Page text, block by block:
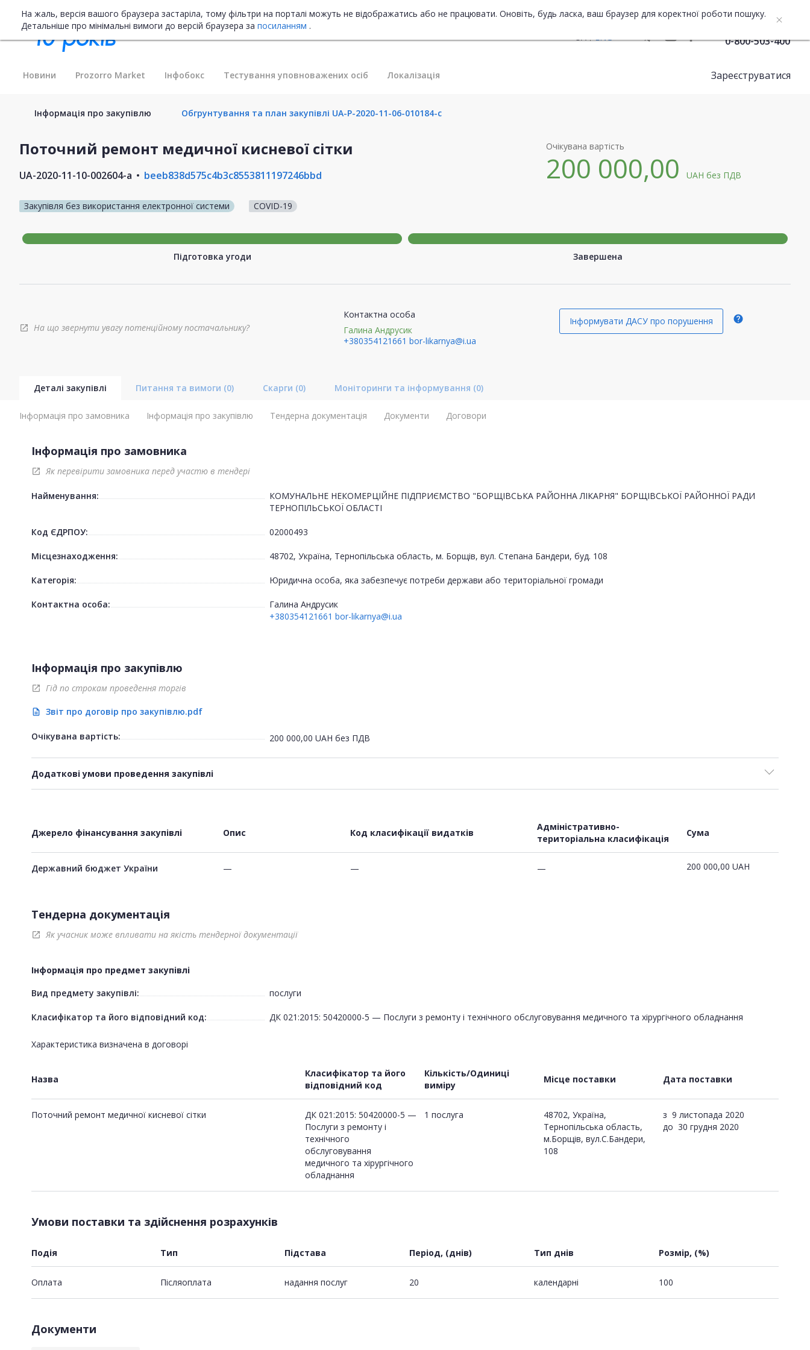
На жаль, версія вашого браузера застаріла, тому фільтри на порталі можуть не відображатись або не працювати. Оновіть, будь ласка, ваш браузер для коректної роботи пошуку.
Детальніше про мінімальні вимоги до версій браузера за посиланням .
UA
ENG 0-800-503-400
Новини Prozorro Market Інфобокс Тестування уповноважених осіб Локалізація Зареєструватися
Інформація про закупівлю Обгрунтування та план закупівлі UA-P-2020-11-06-010184-c
Поточний ремонт медичної кисневої сітки
UA-2020-11-10-002604-a beeb838d575c4b3c8553811197246bbd
Закупівля без використання електронної системи COVID-19
Очікувана вартість
200 000,00UAHбез ПДВ
Підготовка угоди Завершена
open_in_new На що звернути увагу потенційному постачальнику?
Контактна особа
Галина Андрусик
+380354121661 bor-likarnya@i.ua
Інформувати ДАСУ про порушення help
Деталі закупівлі Питання та вимоги (0) Скарги (0) Моніторинги та інформування (0)
Інформація про замовника Інформація про закупівлю Тендерна документація Документи Договори
Інформація про замовника
open_in_new Як перевірити замовника перед участю в тендері
Найменування:
КОМУНАЛЬНЕ НЕКОМЕРЦІЙНЕ ПІДПРИЄМСТВО "БОРЩІВСЬКА РАЙОННА ЛІКАРНЯ" БОРЩІВСЬКОЇ РАЙОННОЇ РАДИ
ТЕРНОПІЛЬСЬКОЇ ОБЛАСТІ
Код ЄДРПОУ: 02000493
Місцезнаходження: 48702, Україна, Тернопільська область, м. Борщів, вул. Степана Бандери, буд. 108
Категорія: Юридична особа, яка забезпечує потреби держави або територіальної громади
Контактна особа:
Галина Андрусик
+380354121661 bor-likarnya@i.ua
Інформація про закупівлю
open_in_new Гід по строкам проведення торгів
description Звіт про договір про закупівлю.pdf
Очікувана вартість: 200 000,00 UAH без ПДВ
Додаткові умови проведення закупівлі
Джерело фінансування закупівлі Опис Код класифікації видатків
Адміністративно-
територіальна класифікація
Сума
Державний бюджет України — — — 200 000,00 UAH
Тендерна документація
open_in_new Як учасник може впливати на якість тендерної документації
Інформація про предмет закупівлі
Вид предмету закупівлі:
послуги
Класифікатор та його відповідний код: ДК 021:2015: 50420000-5 — Послуги з ремонту і технічного обслуговування медичного та хірургічного обладнання
Характеристика визначена в договорі
Назва
Класифікатор та його
відповідний код
Кількість/Одиниці
виміру
Місце поставки Дата поставки
Поточний ремонт медичної кисневої сітки
ДК 021:2015: 50420000-5 —
Послуги з ремонту і
технічного
обслуговування
медичного та хірургічного
обладнання
1 послуга
48702, Україна,
Тернопільська область,
м.Борщів, вул.С.Бандери,
108
з 9 листопада 2020
до 30 грудня 2020
Умови поставки та здійснення розрахунків
Подія Тип Підстава Період, (днів) Тип днів Розмір, (%)
Оплата Пiсляоплата надання послуг 20 календарні 100
Документи